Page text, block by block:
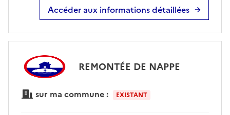
Accéder aux informations détaillées
REMONTÉE DE NAPPE
sur ma commune : EXISTANT